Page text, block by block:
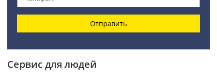
Отправить
Сервис для людей